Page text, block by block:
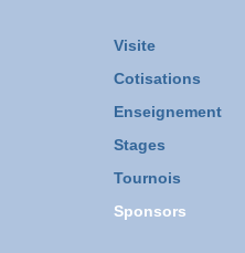
Visite
Cotisations
Enseignement
Stages
Tournois
Sponsors